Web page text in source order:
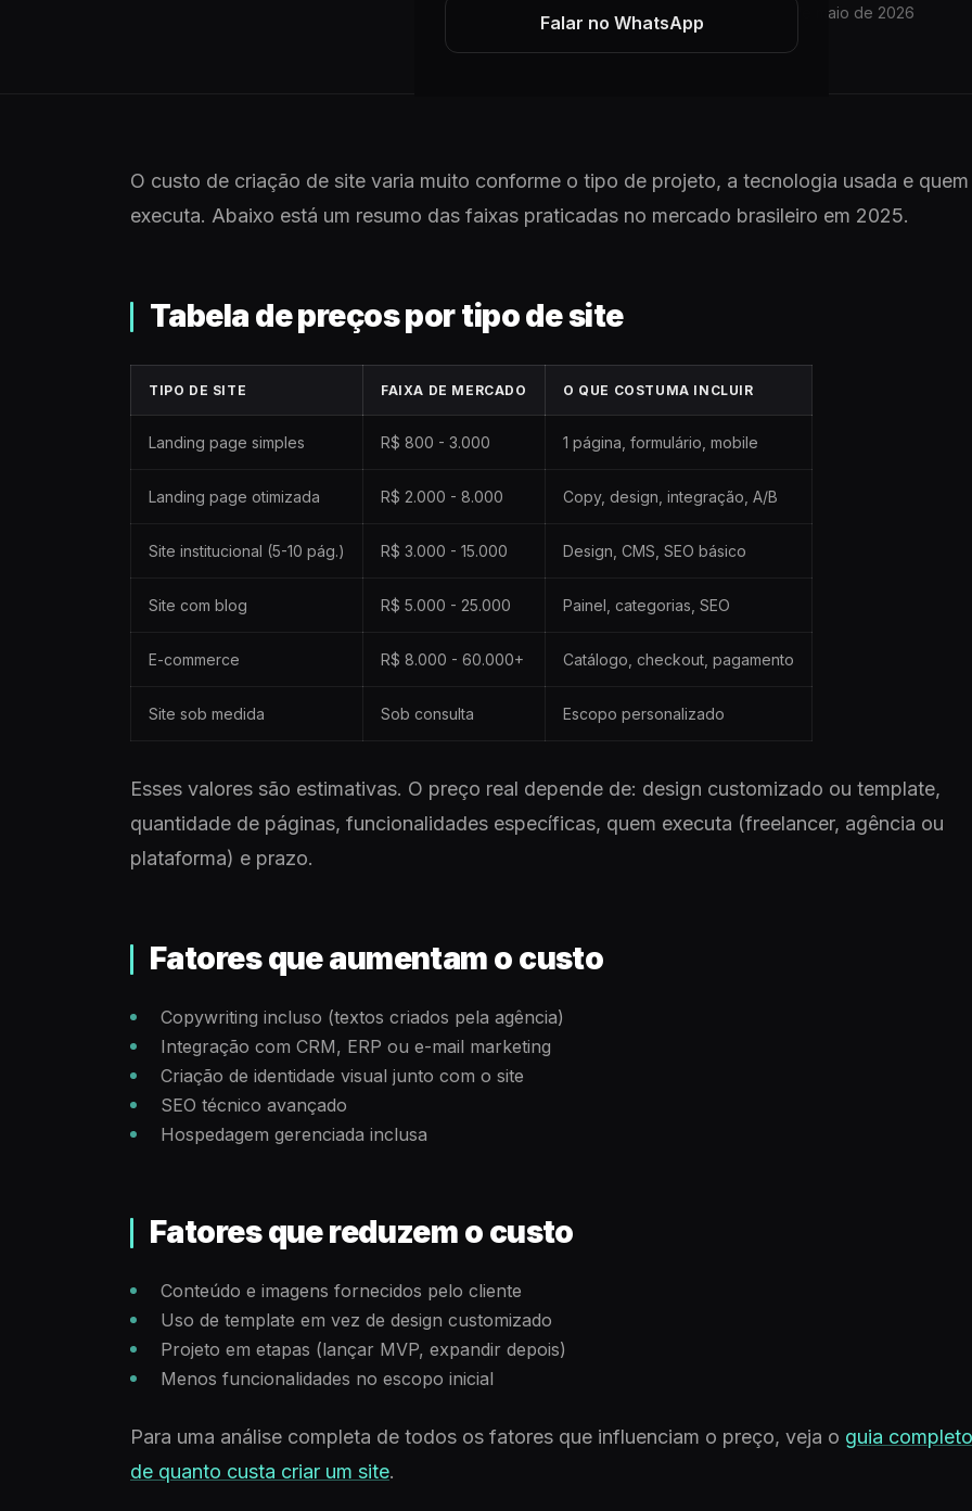
Falar no WhatsApp
ARTIGO 3 min de leitura 01 de maio de 2026
O custo de criação de site varia muito conforme o tipo de projeto, a tecnologia usada e quem
executa. Abaixo está um resumo das faixas praticadas no mercado brasileiro em 2025.
Tabela de preços por tipo de site
TIPO DE SITE FAIXA DE MERCADO O QUE COSTUMA INCLUIR
Landing page simples R$ 800 - 3.000 1 página, formulário, mobile
Landing page otimizada R$ 2.000 - 8.000 Copy, design, integração, A/B
Site institucional (5-10 pág.) R$ 3.000 - 15.000 Design, CMS, SEO básico
Site com blog R$ 5.000 - 25.000 Painel, categorias, SEO
E-commerce R$ 8.000 - 60.000+ Catálogo, checkout, pagamento
Site sob medida Sob consulta Escopo personalizado
Esses valores são estimativas. O preço real depende de: design customizado ou template,
quantidade de páginas, funcionalidades específicas, quem executa (freelancer, agência ou
plataforma) e prazo.
Fatores que aumentam o custo
Copywriting incluso (textos criados pela agência)
Integração com CRM, ERP ou e-mail marketing
Criação de identidade visual junto com o site
SEO técnico avançado
Hospedagem gerenciada inclusa
Fatores que reduzem o custo
Conteúdo e imagens fornecidos pelo cliente
Uso de template em vez de design customizado
Projeto em etapas (lançar MVP, expandir depois)
Menos funcionalidades no escopo inicial
Para uma análise completa de todos os fatores que influenciam o preço, veja o guia completo
de quanto custa criar um site.